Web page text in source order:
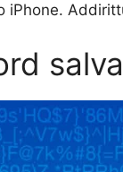
iPhone.